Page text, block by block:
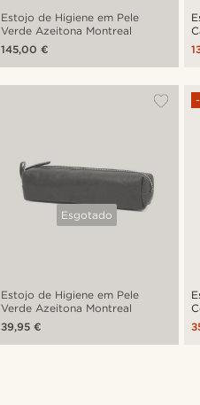
Estojo de Higiene em Pele
Verde Azeitona Montreal
145,00 €
Esgotado
Estojo de Higiene em Pele
Verde Azeitona Montreal
39,95 €